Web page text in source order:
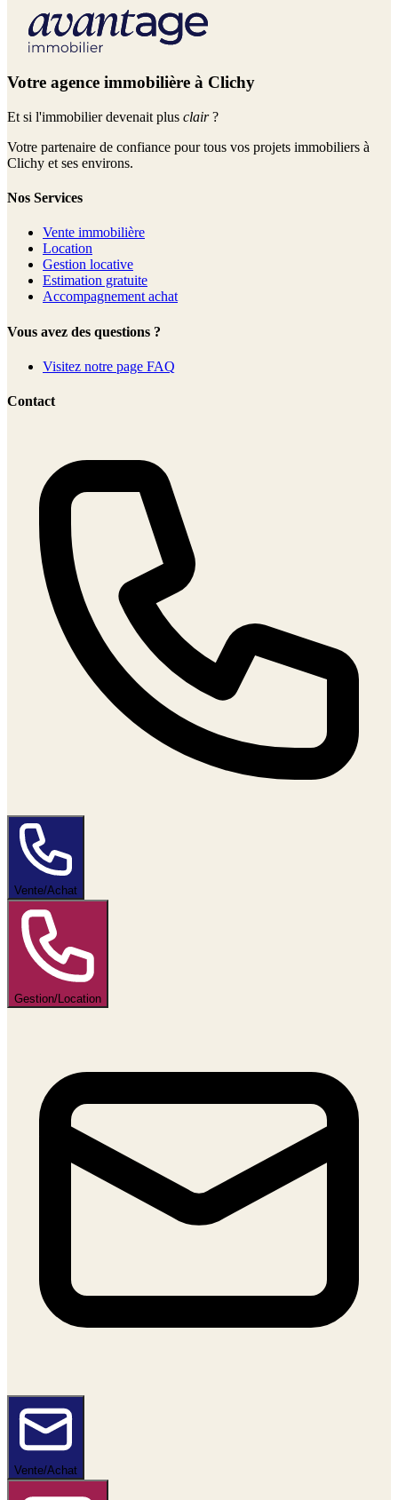
Votre agence immobilière à Clichy
Et si l'immobilier devenait plus clair?
Votre partenaire de confiance pour tous vos projets immobiliers à
Clichy et ses environs.
Nos Services
Vente immobilière
Location
Gestion locative
Estimation gratuite
Accompagnement achat
Vous avez des questions ?
Visitez notre page FAQ
Contact
Vente/Achat
Gestion/Location
Vente/Achat